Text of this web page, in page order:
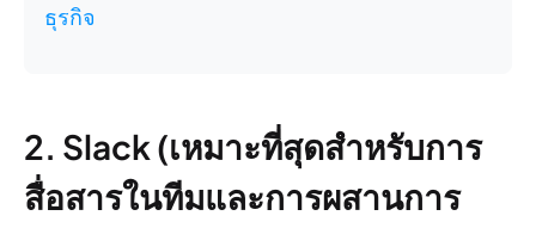
ธุรกิจ
2. Slack (เหมาะที่สุดสำหรับการ
สื่อสารในทีมและการผสานการ